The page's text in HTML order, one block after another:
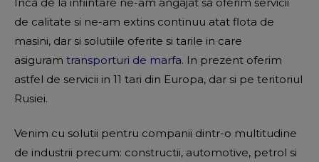
de calitate si ne-am extins continuu atat flota de
masini, dar si solutiile oferite si tarile in care
asiguram transporturi de marfa. In prezent oferim
astfel de servicii in 11 tari din Europa, dar si pe teritoriul
Rusiei.
Venim cu solutii pentru companii dintr-o multitudine
de industrii precum: constructii, automotive, petrol si